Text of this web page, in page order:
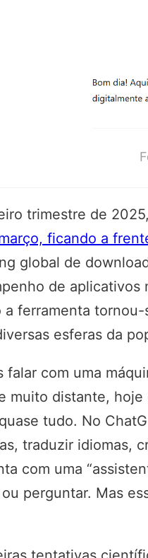
trimestre de 2025,
ficando a
global de
de aplicativos
a ferramenta
esferas da
falar com uma
muito distante,
tudo. No
traduzir idiomas,
com uma
perguntar. Mas